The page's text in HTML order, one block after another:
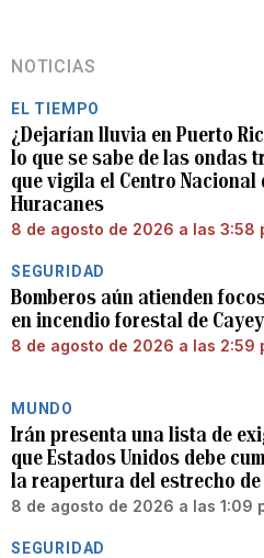
NOTICIAS
EL TIEMPO
¿Dejarían lluvia en Puerto
lo que se sabe de las ondas
que vigila el Centro Nacional
Huracanes
8 de agosto de 2026 a las 3:58
SEGURIDAD
Bomberos aún atienden
en incendio forestal de Cayey
8 de agosto de 2026 a las 2:59
MUNDO
Irán presenta una lista de
que Estados Unidos debe
la reapertura del estrecho de
8 de agosto de 2026 a las 1:09
SEGURIDAD